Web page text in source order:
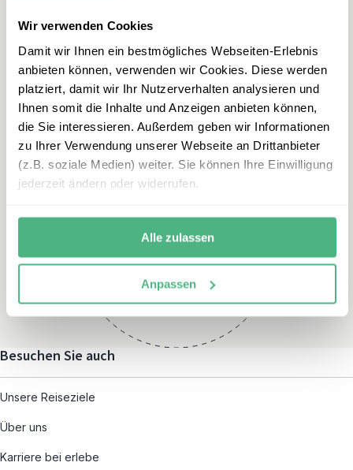
Wir verwenden Cookies
Damit wir Ihnen ein bestmögliches Webseiten-Erlebnis
anbieten können, verwenden wir Cookies. Diese werden
platziert, damit wir Ihr Nutzerverhalten analysieren und
Ihnen somit die Inhalte und Anzeigen anbieten können,
die Sie interessieren. Außerdem geben wir Informationen
zu Ihrer Verwendung unserer Webseite an Drittanbieter
(z.B. soziale Medien) weiter. Sie können Ihre Einwilligung
jederzeit ändern oder widerrufen.
Alle zulassen
Anpassen
E-Mail
indonesien@erlebe.de
Montag – Freitag:
und nach individueller
Terminvereinbarung
Besuchen Sie auch
Unsere Reiseziele
Über uns
Karriere bei erlebe